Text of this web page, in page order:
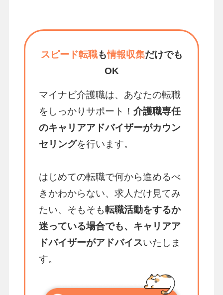
スピード転職も情報収集だけでも
OK
マイナビ介護職は、あなたの転職
をしっかりサポート！ 介護職専任
のキャリアアドバイザーがカウン
セリングを行います。
はじめての転職で何から進めるべ
きかわからない、求人だけ見てみ
たい、そもそも転職活動をするか
迷っている場合でも、キャリアア
ドバイザーがアドバイスいたしま
す。